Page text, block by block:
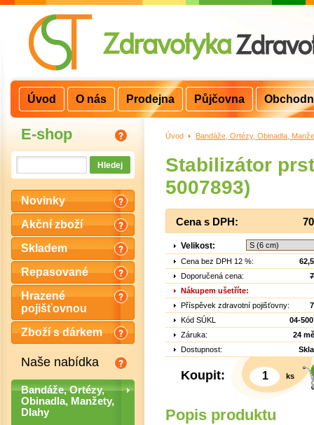
E-shop
Novinky
Akční zboží
Skladem
Repasované
Hrazené
pojišťovnou
Zboží s dárkem
Naše nabídka
Bandáže, Ortézy,
Obinadla, Manžety,
Dlahy
Úvod > Bandáže, Ortézy, Obinadla,
Stabilizátor
5007893)
Cena s DPH:
Velikost:
Cena bez DPH 12 %:
Doporučená cena:
Nákupem ušetříte:
Příspěvek zdravotní pojišťovny:
Kód SÚKL
04-
Záruka:
24
Dostupnost:
Koupit: ks
Popis produktu
Úvod O nás Prodejna Půjčovna